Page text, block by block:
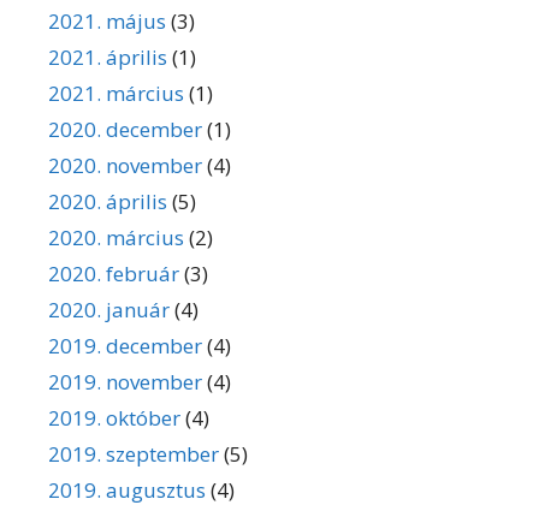
2021. május (3)
2021. április (1)
2021. március (1)
2020. december(1)
2020. november(4)
2020. április (5)
2020. március (2)
2020. február(3)
2020. január(4)
2019. december(4)
2019. november(4)
2019. október(4)
2019. szeptember(5)
2019. augusztus (4)